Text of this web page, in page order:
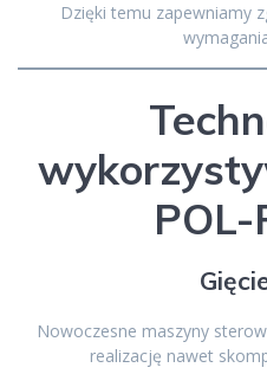
Dzięki temu zapewniamy
POL-
Nowoczesne maszyny
realizację nawet